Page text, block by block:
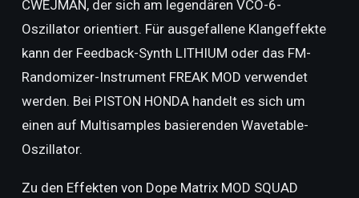
CWEJMAN, der sich am legendären VCO-6-
Oszillator orientiert. Für ausgefallene Klangeffekte
kann der Feedback-Synth LITHIUM oder das FM-
Randomizer-Instrument FREAK MOD verwendet
werden. Bei PISTON HONDA handelt es sich um
einen auf Multisamples basierenden Wavetable-
Oszillator.
Zu den Effekten von Dope Matrix MOD SQUAD